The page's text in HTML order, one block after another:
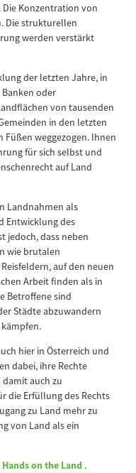
Die Konzentration von
Die strukturellen
werden verstärkt
der letzten Jahre, in
oder
von tausenden
in den letzten
weggezogen. Ihnen
für sich selbst und
auf Land
Landnahmen als
Entwicklung des
jedoch, dass neben
wie brutalen
auf den neuen
Arbeit finden als in
Betroffene sind
Städte abzuwandern
hier in Österreich und
dabei, ihre Rechte
auch zu
die Erfüllung des Rechts
zu Land mehr zu
von Land als ein
Hands on the Land .